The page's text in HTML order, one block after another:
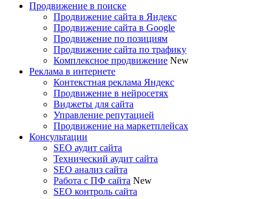
Продвижение в поиске
Продвижение сайта в Яндекс
Продвижение сайта в Google
Продвижение по позициям
Продвижение сайта по трафику
Комплексное продвижение New
Реклама в интернете
Контекстная реклама Яндекс
Продвижение в нейросетях
Виджеты для сайта
Управление репутацией
Продвижение на маркетплейсах
Консультации
SEO аудит сайта
Технический аудит сайта
SEO анализ сайта
Работа с ПФ сайта New
SEO контроль сайта